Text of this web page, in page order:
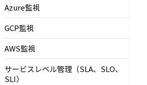
Azure監視
GCP監視
AWS監視
サービスレベル管理（SLA、SLO、
SLI）